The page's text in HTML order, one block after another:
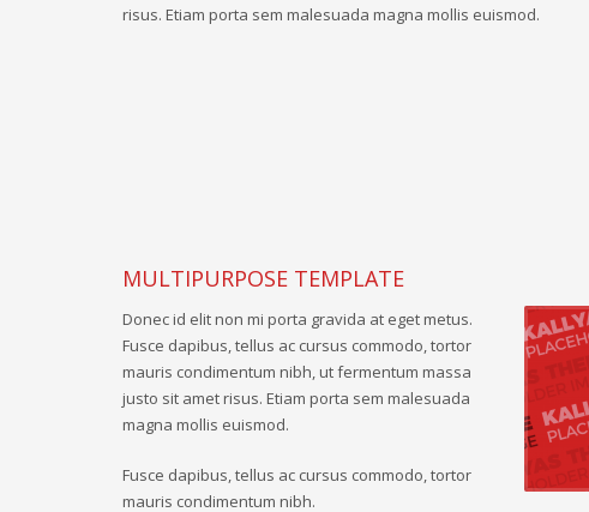
risus. Etiam porta sem malesuada magna mollis euismod.
MULTIPURPOSE TEMPLATE
Donec id elit non mi porta gravida at eget metus.
Fusce dapibus, tellus ac cursus commodo, tortor
mauris condimentum nibh, ut fermentum massa
justo sit amet risus. Etiam porta sem malesuada
magna mollis euismod.
Fusce dapibus, tellus ac cursus commodo, tortor
mauris condimentum nibh.